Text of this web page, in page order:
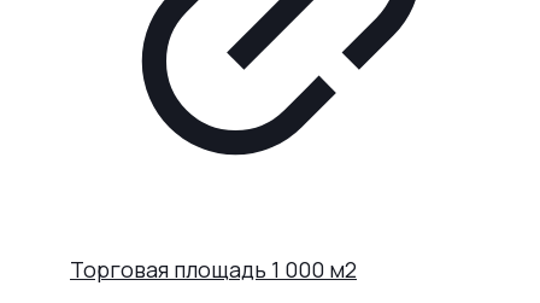
Торговая площадь 1 000 м2